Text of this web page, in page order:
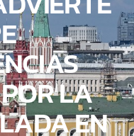
LA
EN